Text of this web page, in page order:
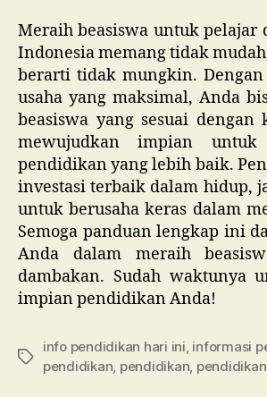
Meraih beasiswa untuk pelajar
Indonesia memang tidak
berarti tidak mungkin.
usaha yang maksimal, Anda
beasiswa yang sesuai dengan
mewujudkan impian untuk
pendidikan yang lebih baik.
investasi terbaik dalam hidup,
untuk berusaha keras dalam
Semoga panduan lengkap ini
Anda dalam meraih
dambakan. Sudah waktunya
impian pendidikan Anda!
Tags
info pendidikan hari ini, informasi
pendidikan, pendidikan,